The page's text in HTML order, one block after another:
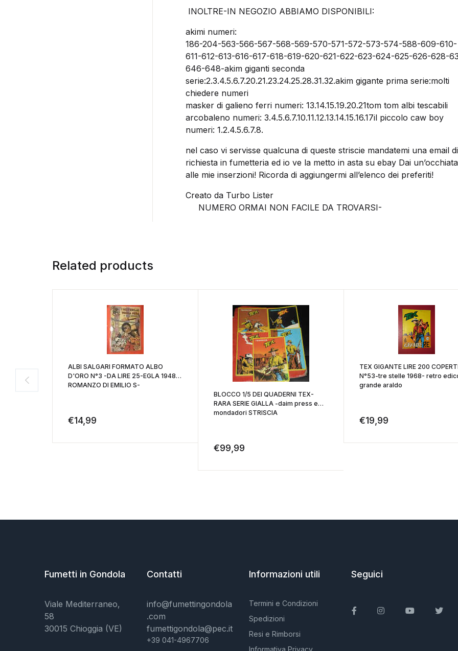
INOLTRE-IN NEGOZIO ABBIAMO DISPONIBILI:
akimi numeri:
186-204-563-566-567-568-569-570-571-572-573-574-588-609-610-
611-612-613-616-617-618-619-620-621-622-623-624-625-626-628-
646-648-akim giganti seconda
serie:2.3.4.5.6.7.20.21.23.24.25.28.31.32.akim gigante prima serie:molti
chiedere numeri
masker di galieno ferri numeri: 13.14.15.19.20.21tom tom albi tescabili
arcobaleno numeri: 3.4.5.6.7.10.11.12.13.14.15.16.17il piccolo caw boy
numeri: 1.2.4.5.6.7.8.
nel caso vi servisse qualcuna di queste striscie mandatemi una email di
richiesta in fumetteria ed io ve la metto in asta su ebay Dai un’occhiata
alle mie inserzioni! Ricorda di aggiungermi all’elenco dei preferiti!
Creato da Turbo Lister
NUMERO ORMAI NON FACILE DA TROVARSI-
Related products
ALBI SALGARI FORMATO ALBO
D'ORO N°3 -DA LIRE 25-EGLA 1948-
ROMANZO DI EMILIO S-
€14,99
BLOCCO 1/5 DEI QUADERNI TEX-
RARA SERIE GIALLA -daim press e
mondadori STRISCIA
€99,99
TEX GIGANTE LIRE 200
N°53-tre stelle 1968- retro
grande araldo
€19,99
Fumetti in Gondola
Viale Mediterraneo,
58
30015 Chioggia (VE)
Contatti
info@fumettingondola
.com
fumettigondola@pec.it
+39 041-4967706
Informazioni utili
Termini e Condizioni
Spedizioni
Resi e Rimborsi
Informativa Privacy
Seguici
FacebookInstagramYou Tube